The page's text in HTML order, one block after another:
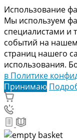
Использование
Мы используем
специалистами и
событий на
страниц нашего
использования.
в Политике
Принимаю